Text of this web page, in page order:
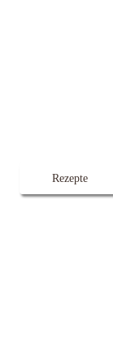
Rezepte